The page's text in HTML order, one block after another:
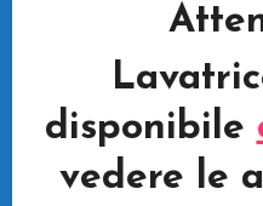
disponibile
vedere le